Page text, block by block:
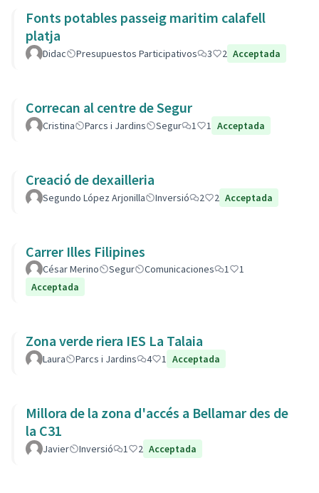
Fonts potables passeig maritim calafell
platja
Didac Presupuestos Participativos 3 2 Acceptada
Correcan al centre de Segur
Cristina Parcs i Jardins Segur 1 1 Acceptada
Creació de dexailleria
Segundo López Arjonilla Inversió 2 2 Acceptada
Carrer Illes Filipines
César Merino Segur Comunicaciones 1
1
Acceptada
Zona verde riera IES La Talaia
Laura Parcs i Jardins 4 1 Acceptada
Millora de la zona d'accés a Bellamar des de
la C31
Javier Inversió 1 2 Acceptada